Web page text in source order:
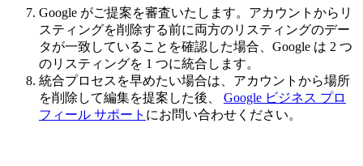
Google がご提案を審査いたします。アカウントからリ
スティングを削除する前に両方のリスティングのデー
タが一致していることを確認した場合、Google は 2 つ
のリスティングを 1 つに統合します。
統合プロセスを早めたい場合は、アカウントから場所
を削除して編集を提案した後、 Google ビジネス プロ
フィール サポート にお問い合わせください。